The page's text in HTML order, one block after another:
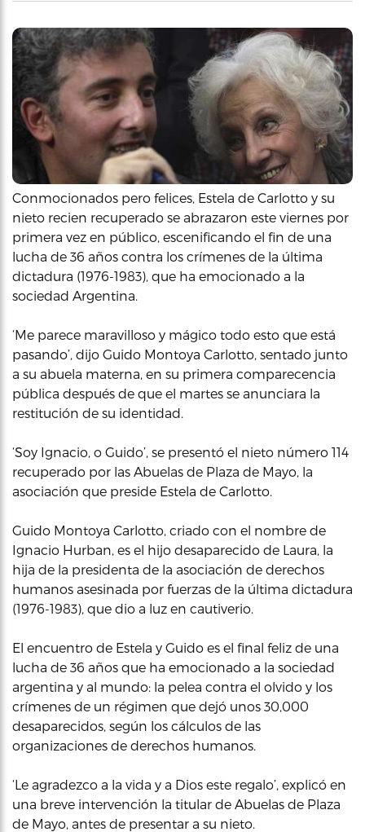
Conmocionados pero felices, Estela de Carlotto y su
nieto recien recuperado se abrazaron este viernes por
primera vez en público, escenificando el fin de una
lucha de 36 años contra los crímenes de la última
dictadura (1976-1983), que ha emocionado a la
sociedad Argentina.
‘Me parece maravilloso y mágico todo esto que está
pasando’, dijo Guido Montoya Carlotto, sentado junto
a su abuela materna, en su primera comparecencia
pública después de que el martes se anunciara la
restitución de su identidad.
‘Soy Ignacio, o Guido’, se presentó el nieto número 114
recuperado por las Abuelas de Plaza de Mayo, la
asociación que preside Estela de Carlotto.
Guido Montoya Carlotto, criado con el nombre de
Ignacio Hurban, es el hijo desaparecido de Laura, la
hija de la presidenta de la asociación de derechos
humanos asesinada por fuerzas de la última dictadura
(1976-1983), que dio a luz en cautiverio.
El encuentro de Estela y Guido es el final feliz de una
lucha de 36 años que ha emocionado a la sociedad
argentina y al mundo: la pelea contra el olvido y los
crímenes de un régimen que dejó unos 30,000
desaparecidos, según los cálculos de las
organizaciones de derechos humanos.
‘Le agradezco a la vida y a Dios este regalo’, explicó en
una breve intervención la titular de Abuelas de Plaza
de Mayo, antes de presentar a su nieto.